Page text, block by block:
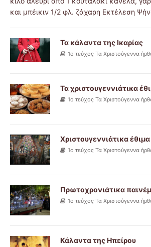
και μπέικιν 1/2 φλ. ζάχαρη Εκτέλεση
Τα κάλαντα της Ικαρίας
1ο τεύχος Τα Χριστούγεννα
Τα χριστουγεννιάτικα
1ο τεύχος Τα Χριστούγεννα
Χριστουγεννιάτικα
1ο τεύχος Τα Χριστούγεννα
Πρωτοχρονιάτικα
1ο τεύχος Τα Χριστούγεννα
Κάλαντα της Ηπείρου